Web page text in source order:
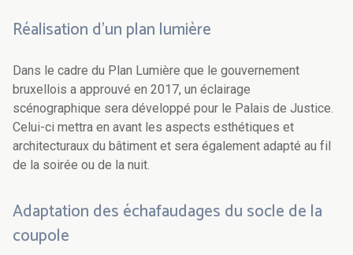
Réalisation d’un plan lumière
Dans le cadre du Plan Lumière que le gouvernement
bruxellois a approuvé en 2017, un éclairage
scénographique sera développé pour le Palais de Justice.
Celui-ci mettra en avant les aspects esthétiques et
architecturaux du bâtiment et sera également adapté au fil
de la soirée ou de la nuit.
Adaptation des échafaudages du socle de la
coupole